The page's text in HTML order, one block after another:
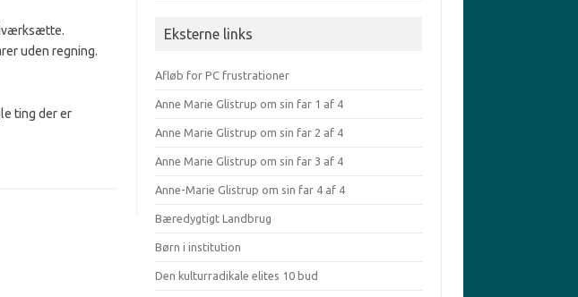
iværksætte.
uden regning.
ting der er
Eksterne links
Afløb for PC frustrationer
Anne Marie Glistrup om sin far 1 af 4
Anne Marie Glistrup om sin far 2 af 4
Anne Marie Glistrup om sin far 3 af 4
Anne-Marie Glistrup om sin far 4 af 4
Bæredygtigt Landbrug
Børn i institution
Den kulturradikale elites 10 bud